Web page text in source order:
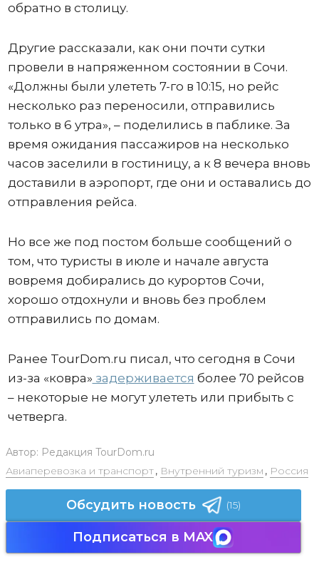
обратно в столицу.
Другие рассказали, как они почти сутки
провели в напряженном состоянии в Сочи.
«Должны были улететь 7-го в 10:15, но рейс
несколько раз переносили, отправились
только в 6 утра», – поделились в паблике. За
время ожидания пассажиров на несколько
часов заселили в гостиницу, а к 8 вечера вновь
доставили в аэропорт, где они и оставались до
отправления рейса.
Но все же под постом больше сообщений о
том, что туристы в июле и начале августа
вовремя добирались до курортов Сочи,
хорошо отдохнули и вновь без проблем
отправились по домам.
Ранее TourDom.ru писал, что сегодня в Сочи
из-за «ковра» задерживается более 70 рейсов
– некоторые не могут улететь или прибыть с
четверга.
Автор: Редакция TourDom.ru
Авиаперевозка и транспорт, Внутренний туризм , Россия
Обсудить новость (15)
Подписаться в MAX